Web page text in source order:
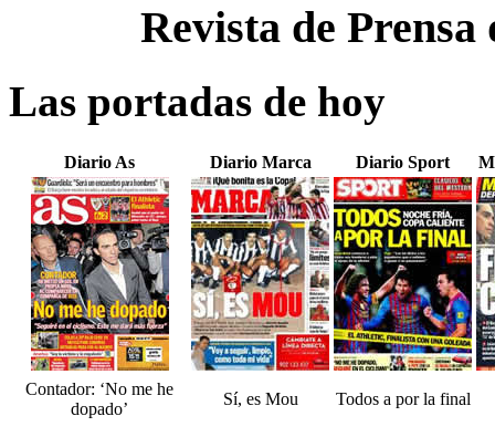
Revista de
Las portadas de hoy
Diario As Diario Marca Diario Sport
Contador: ‘No me he
dopado’
Sí, es Mou Todos a por la final